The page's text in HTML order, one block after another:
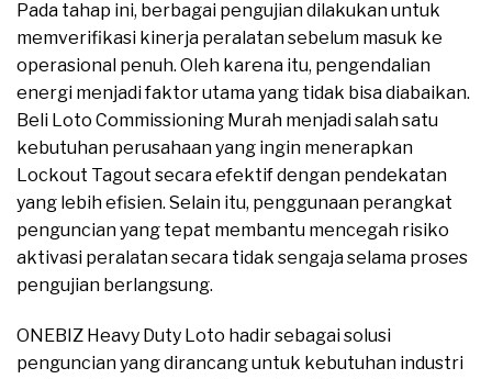
Pada tahap ini, berbagai pengujian dilakukan untuk
memverifikasi kinerja peralatan sebelum masuk ke
operasional penuh. Oleh karena itu, pengendalian
energi menjadi faktor utama yang tidak bisa diabaikan.
Beli Loto Commissioning Murah menjadi salah satu
kebutuhan perusahaan yang ingin menerapkan
Lockout Tagout secara efektif dengan pendekatan
yang lebih efisien. Selain itu, penggunaan perangkat
penguncian yang tepat membantu mencegah risiko
aktivasi peralatan secara tidak sengaja selama proses
pengujian berlangsung.
ONEBIZ Heavy Duty Loto hadir sebagai solusi
penguncian yang dirancang untuk kebutuhan industri